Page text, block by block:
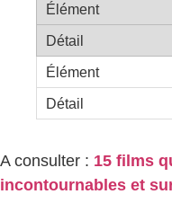
A consulter : 15 films
incontournables et